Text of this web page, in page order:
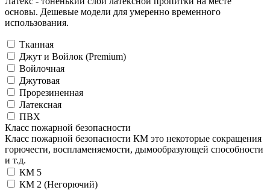
основы. Дешевые модели для умеренно временного
использования.
Тканная
Джут и Войлок (Premium)
Войлочная
Джутовая
Прорезиненная
Латексная
ПВХ
Класс пожарной безопасности
Класс пожарной безопасности КМ это некоторые сокращения
горючести, воспламеняемости, дымообразующей способности
и т.д.
КМ 5
КМ 2 (Негорючий)